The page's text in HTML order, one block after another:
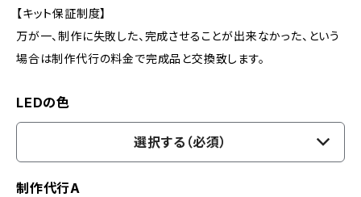
【キット保証制度】
万が一、制作に失敗した、完成させることが出来なかった、という
場合は制作代行の料金で完成品と交換致します。
LEDの色
選択する（必須）
制作代行A